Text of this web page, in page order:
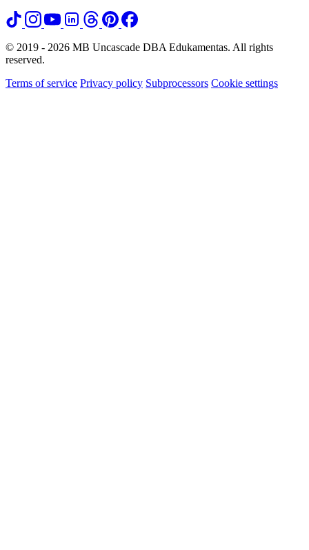
© 2019 - 2026 MB Uncascade DBA Edukamentas. All rights
reserved.
Terms of service Privacy policy Subprocessors Cookie settings